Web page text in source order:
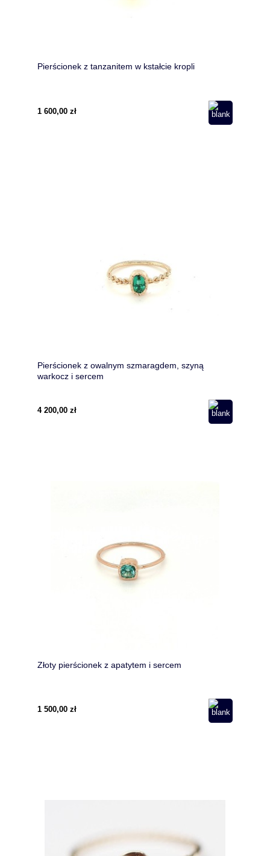
Pierścionek z tanzanitem w kstałcie kropli
1 600,00 zł
Pierścionek z owalnym szmaragdem, szyną
warkocz i sercem
4 200,00 zł
Złoty pierścionek z apatytem i sercem
1 500,00 zł